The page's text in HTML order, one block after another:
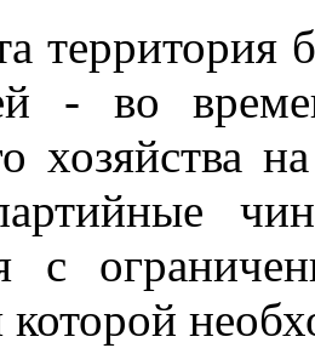
территория
- во
хозяйства
с